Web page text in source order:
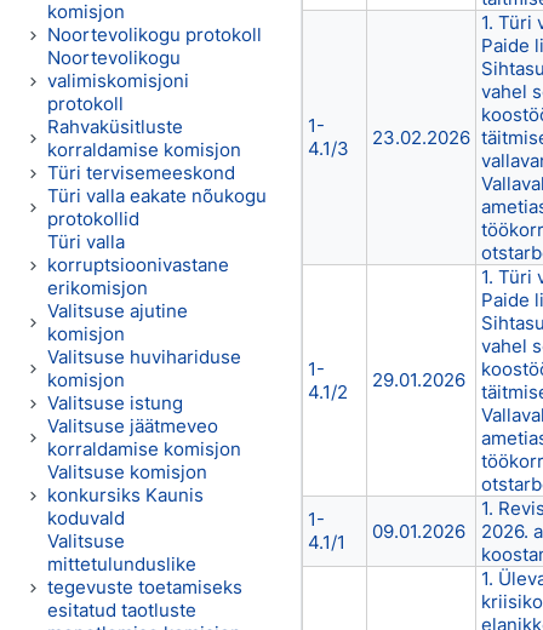
komisjon
Noortevolikogu protokoll
Noortevolikogu
valimiskomisjoni
protokoll
Rahvaküsitluste
korraldamise komisjon
Türi tervisemeeskond
Türi valla eakate nõukogu
protokollid
Türi valla
korruptsioonivastane
erikomisjon
Valitsuse ajutine
komisjon
Valitsuse huvihariduse
komisjon
Valitsuse istung
Valitsuse jäätmeveo
korraldamise komisjon
Valitsuse komisjon
konkursiks Kaunis
koduvald
Valitsuse
mittetulunduslike
tegevuste toetamiseks
esitatud taotluste
1-
4.1/3
23.02.2026
1. Türi
Paide
vahel
1-
4.1/2
29.01.2026
1. Türi
Paide
vahel
1-
4.1/1
09.01.2026
1.
2026.
1.